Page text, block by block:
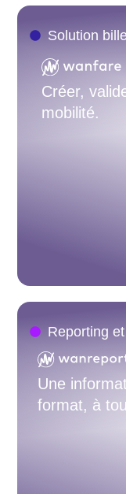
Solution
Créer,
mobilité.
Reporting
Une
format, à